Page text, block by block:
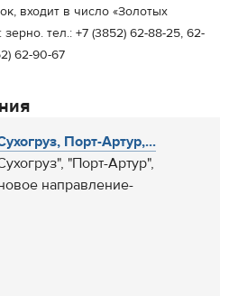
входит в число «Золотых
тел.: +7 (3852) 62-88-25, 62-
62-90-67
Порт-Артур,...
"Порт-Артур",
направление-